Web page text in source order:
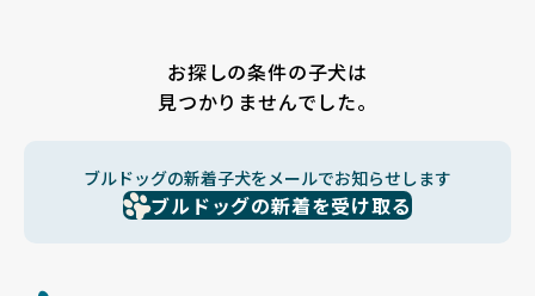
お探しの条件の子犬は
見つかりませんでした。
ブルドッグの新着子犬をメールでお知らせします
ブルドッグの新着を受け取る